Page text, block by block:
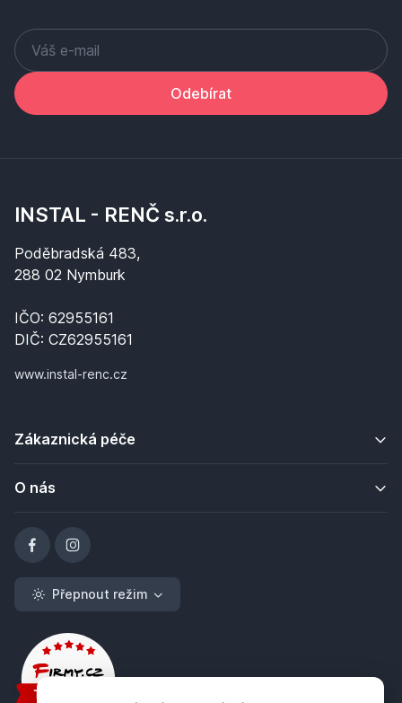
Odebírat
INSTAL - RENČ s.r.o.
Poděbradská 483,
288 02 Nymburk
IČO: 62955161
DIČ: CZ62955161
www.instal-renc.cz
Zákaznická péče
O nás
Přepnout režim